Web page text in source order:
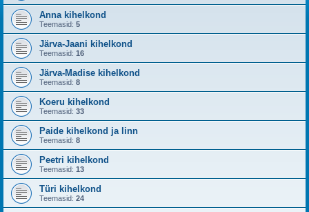
Anna kihelkond
Teemasid: 5
Järva-Jaani kihelkond
Teemasid: 16
Järva-Madise kihelkond
Teemasid: 8
Koeru kihelkond
Teemasid: 33
Paide kihelkond ja linn
Teemasid: 8
Peetri kihelkond
Teemasid: 13
Türi kihelkond
Teemasid: 24